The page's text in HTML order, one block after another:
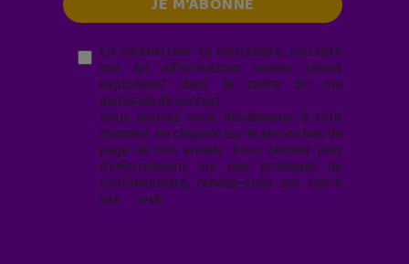
En soumettant ce formulaire, j’accepte
que les informations saisies soient
exploitées* dans le cadre de ma
demande de contact.
Vous pouvez vous désabonner à tout
moment en cliquant sur le lien en bas de
page de nos emails. Pour obtenir plus
d'informations sur nos pratiques de
confidentialité, rendez-vous sur notre
site web